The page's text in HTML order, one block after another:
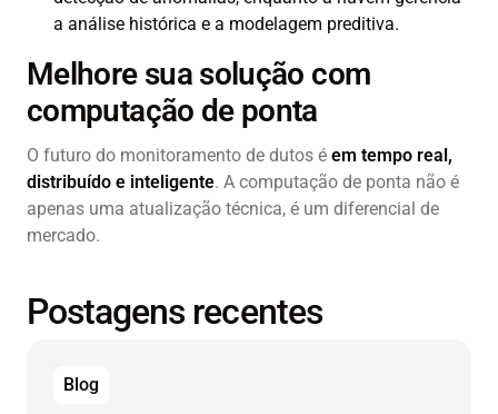
a análise histórica e a modelagem preditiva.
Melhore sua solução com
computação de ponta
O futuro do monitoramento de dutos é em tempo real,
distribuído e inteligente. A computação de ponta não é
apenas uma atualização técnica, é um diferencial de
mercado.
Postagens recentes
Blog